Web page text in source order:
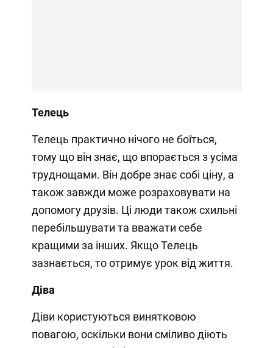
Телець
Телець практично нічого не боїться,
тому що він знає, що впорається з усіма
труднощами. Він добре знає собі ціну, а
також завжди може розраховувати на
допомогу друзів. Ці люди також схильні
перебільшувати та вважати себе
кращими за інших. Якщо Телець
зазнається, то отримує урок від життя.
Діва
Діви користуються винятковою
повагою, оскільки вони сміливо діють